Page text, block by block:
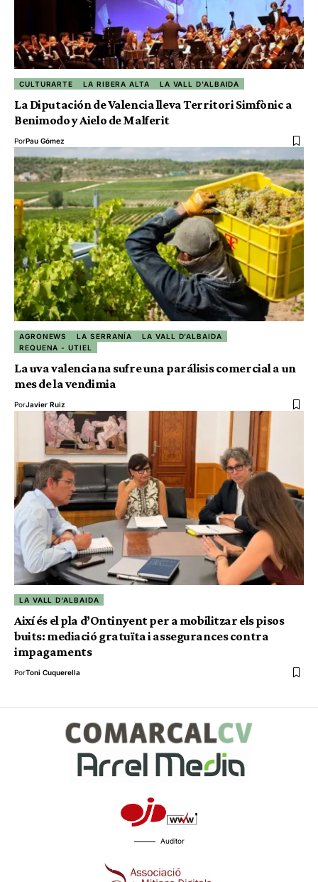
CULTURARTE LA RIBERA ALTA LA VALL D'ALBAIDA
La Diputación de Valencia lleva Territori Simfònic a
Benimodo y Aielo de Malferit
PorPau Gómez
AGRONEWS LA SERRANÍA
LA VALL D'ALBAIDA
REQUENA - UTIEL
La uva valenciana sufre una parálisis comercial a un
mes de la vendimia
PorJavier Ruiz
LA VALL D'ALBAIDA
Així és el pla d’Ontinyent per a mobilitzar els pisos
buits: mediació gratuïta i assegurances contra
impagaments
PorToni Cuquerella
Auditor